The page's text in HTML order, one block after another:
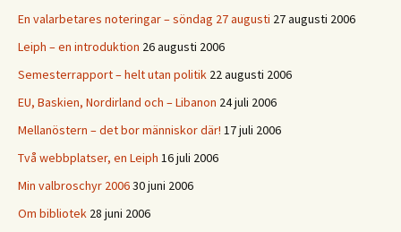
En valarbetares noteringar – söndag 27 augusti 27 augusti 2006
Leiph – en introduktion 26 augusti 2006
Semesterrapport – helt utan politik 22 augusti 2006
EU, Baskien, Nordirland och – Libanon 24 juli 2006
Mellanöstern – det bor människor där! 17 juli 2006
Två webbplatser, en Leiph 16 juli 2006
Min valbroschyr 200630 juni 2006
Om bibliotek 28 juni 2006